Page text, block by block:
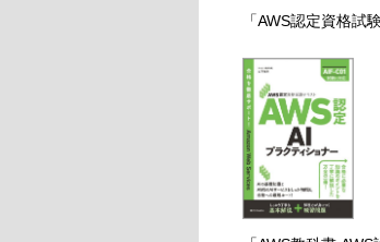
「AWS認定資格